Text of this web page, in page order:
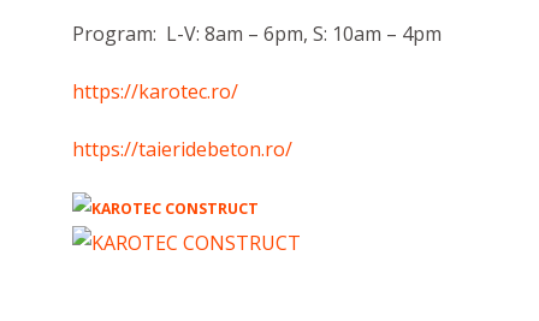
Program: L-V: 8am – 6pm, S: 10am – 4pm
https://karotec.ro/
https://taieridebeton.ro/